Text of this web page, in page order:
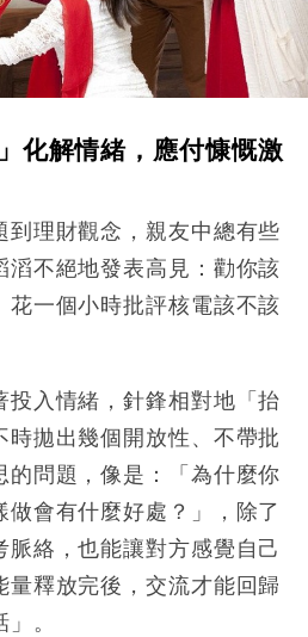
化解情緒，應付慷慨激
到理財觀念，親友中總有些
滔不絕地發表高見：勸你該
花一個小時批評核電該不該
投入情緒，針鋒相對地「抬
時拋出幾個開放性、不帶批
的問題，像是：「為什麼你
會有什麼好處？」，除了
絡，也能讓對方感覺自己
量釋放完後，交流才能回歸
。